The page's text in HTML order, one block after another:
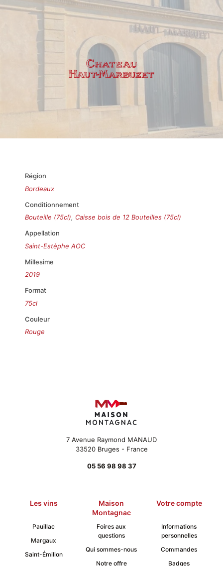
Région
Bordeaux
Conditionnement
Bouteille (75cl), Caisse bois de 12 Bouteilles (75cl)
Appellation
Saint-Estèphe AOC
Millesime
2019
Format
75cl
Couleur
Rouge
7 Avenue Raymond MANAUD
33520 Bruges - France
05 56 98 98 37
Les vins
Maison
Montagnac
Votre compte
Pauillac
Margaux
Saint-Émilion
Foires aux
questions
Qui sommes-nous
Notre offre
Informations
personnelles
Commandes
Badges